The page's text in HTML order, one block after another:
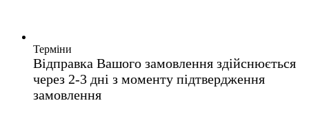
Терміни
Відправка Вашого замовлення здійснюється
через 2-3 дні з моменту підтвердження
замовлення